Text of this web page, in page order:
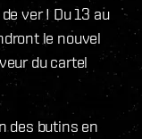
ver ! Du 13 au
le nouvel
du cartel
des butins en